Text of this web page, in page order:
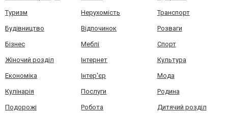
Туризм Нерухомість Транспорт
Будівництво Відпочинок Розваги
Бізнес Меблі Спорт
Жіночий розділ Інтернет Культура
Економіка Інтер'єр Мода
Кулінарія Послуги Родина
Подорожі Робота Дитячий розділ